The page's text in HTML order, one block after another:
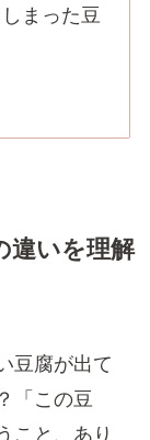
まった豆
違いを理解
豆腐が出て
「この豆
こと、あり